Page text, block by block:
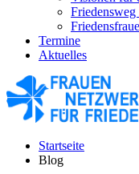
Termine
Aktuelles
Startseite
Blog